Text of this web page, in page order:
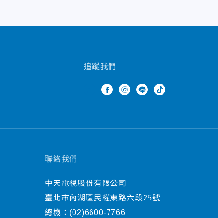
追蹤我們
聯絡我們
中天電視股份有限公司
臺北市內湖區民權東路六段25號
總機： (02)6600-7766